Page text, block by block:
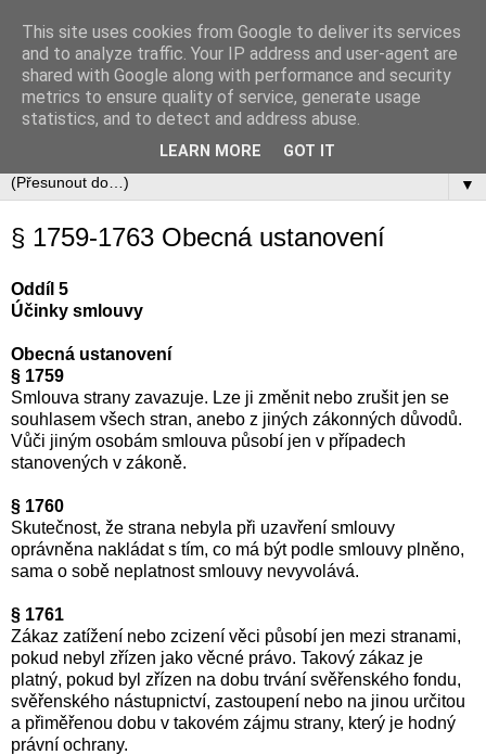
Občanský zákoník
Zákon č. 89/2012 Sb., občanský zákoník v úplném aktuálním
znění včetně automaticky zapracovávaných změn.
▼
§ 1759-1763 Obecná ustanovení
Oddíl 5
Účinky smlouvy
Obecná ustanovení
§ 1759
Smlouva strany zavazuje. Lze ji změnit nebo zrušit jen se
souhlasem všech stran, anebo z jiných zákonných důvodů.
Vůči jiným osobám smlouva působí jen v případech
stanovených v zákoně.
§ 1760
Skutečnost, že strana nebyla při uzavření smlouvy
oprávněna nakládat s tím, co má být podle smlouvy plněno,
sama o sobě neplatnost smlouvy nevyvolává.
§ 1761
Zákaz zatížení nebo zcizení věci působí jen mezi stranami,
pokud nebyl zřízen jako věcné právo. Takový zákaz je
platný, pokud byl zřízen na dobu trvání svěřenského fondu,
svěřenského nástupnictví, zastoupení nebo na jinou určitou
a přiměřenou dobu v takovém zájmu strany, který je hodný
právní ochrany.
This site uses cookies from Google to deliver its services
and to analyze traffic. Your IP address and user-agent are
shared with Google along with performance and security
metrics to ensure quality of service, generate usage
statistics, and to detect and address abuse.
LEARN MORE GOT IT